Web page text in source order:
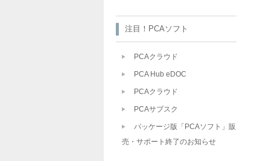
注目！PCAソフト
PCAクラウド
PCA Hub eDOC
PCAクラウド
PCAサブスク
パッケージ版「PCAソフト」販
売・サポート終了のお知らせ